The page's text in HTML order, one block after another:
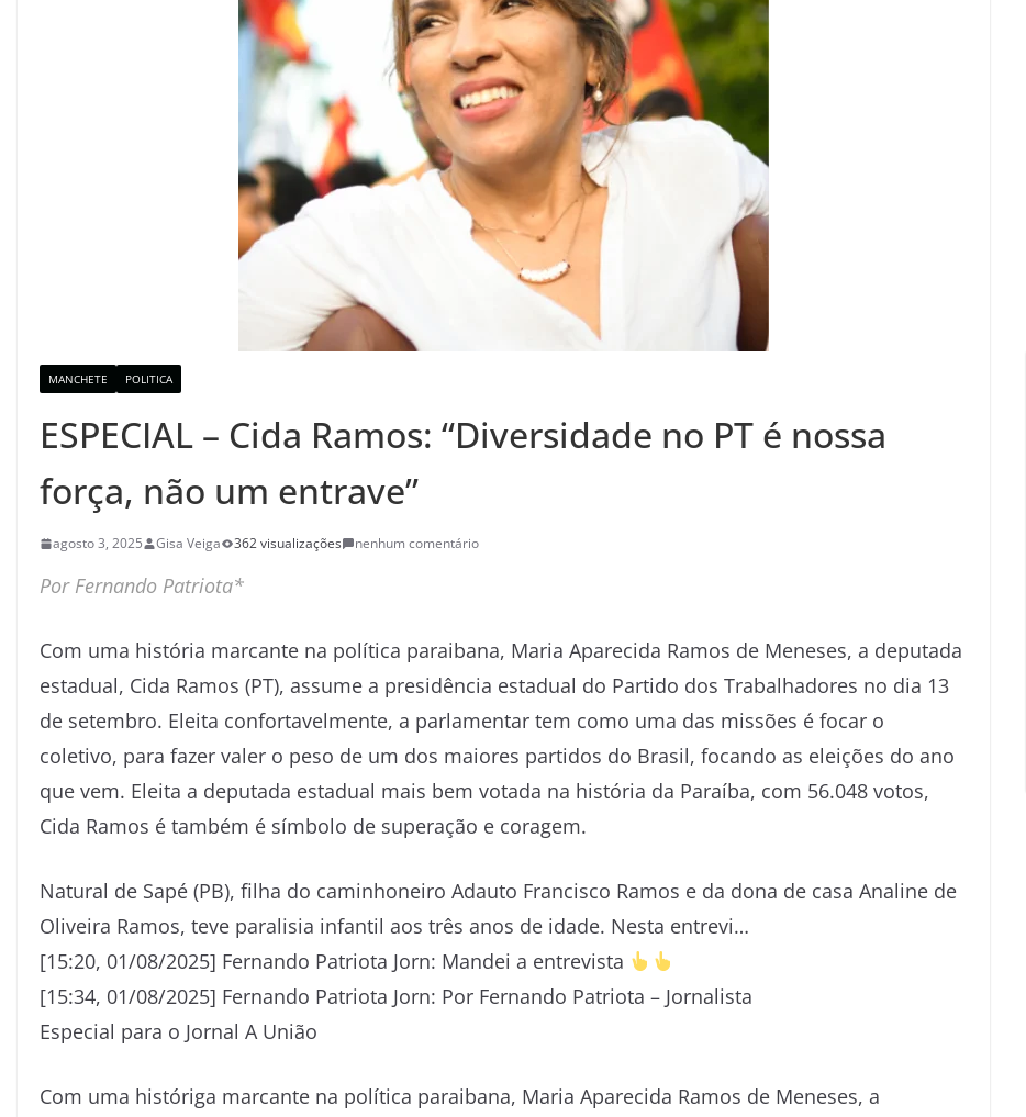
MANCHETE POLITICA
ESPECIAL – Cida Ramos: “Diversidade no PT é nossa
força, não um entrave”
agosto 3, 2025 Gisa Veiga 362 visualizações nenhum comentário
Por Fernando Patriota*
Com uma história marcante na política paraibana, Maria Aparecida Ramos de Meneses, a deputada
estadual, Cida Ramos (PT), assume a presidência estadual do Partido dos Trabalhadores no dia 13
de setembro. Eleita confortavelmente, a parlamentar tem como uma das missões é focar o
coletivo, para fazer valer o peso de um dos maiores partidos do Brasil, focando as eleições do ano
que vem. Eleita a deputada estadual mais bem votada na história da Paraíba, com 56.048 votos,
Cida Ramos é também é símbolo de superação e coragem.
Natural de Sapé (PB), filha do caminhoneiro Adauto Francisco Ramos e da dona de casa Analine de
Oliveira Ramos, teve paralisia infantil aos três anos de idade. Nesta entrevi…
[15:20, 01/08/2025] Fernando Patriota Jorn: Mandei a entrevista
[15:34, 01/08/2025] Fernando Patriota Jorn: Por Fernando Patriota – Jornalista
Especial para o Jornal A União
Com uma históriga marcante na política paraibana, Maria Aparecida Ramos de Meneses, a